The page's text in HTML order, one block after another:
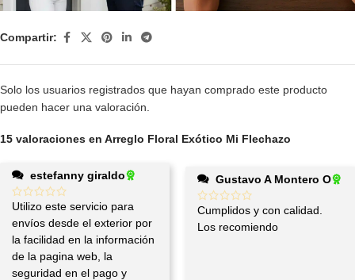
Compartir:
15 valoraciones en Arreglo Floral Exótico Mi Flechazo
estefanny giraldo
Utilizo este servicio para
envíos desde el exterior por
la facilidad en la información
de la pagina web, la
seguridad en el pago y
Gustavo A Montero O
Cumplidos y con calidad.
Los recomiendo
Solo los usuarios registrados que hayan comprado este producto
pueden hacer una valoración.